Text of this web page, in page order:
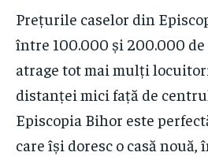
Prețurile caselor din
între 100.000 și 200.000 de
atrage tot mai mulți
distanței mici față de
Episcopia Bihor este
care își doresc o casă nouă,